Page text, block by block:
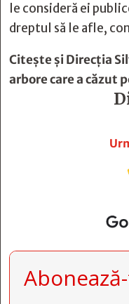
le consideră ei
dreptul să le afle,
Citește șiDirecţia
arbore care a căzut